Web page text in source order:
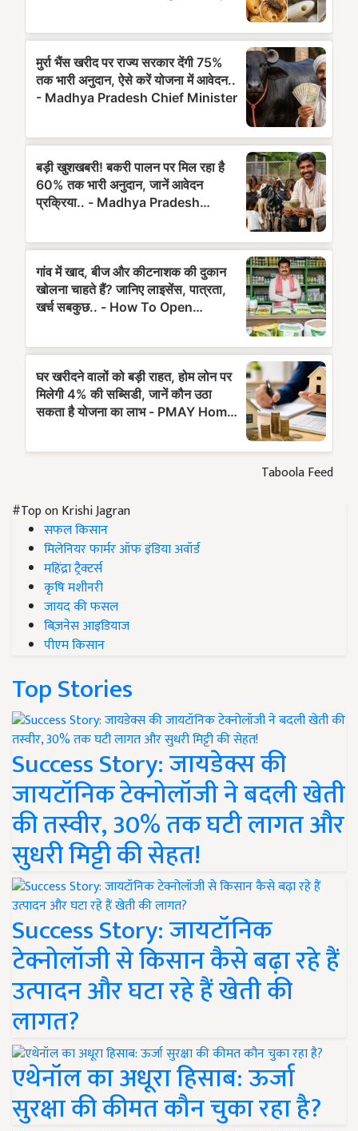
Taboola Feed
#Top on Krishi Jagran
सफल किसान
मिलेनियर फार्मर ऑफ इंडिया अवॉर्ड
महिंद्रा ट्रैक्टर्स
कृषि मशीनरी
जायद की फसल
बिज़नेस आइडियाज
पीएम किसान
Top Stories
Success Story: जायडेक्स की
जायटॉनिक टेक्नोलॉजी ने बदली खेती
की तस्वीर, 30% तक घटी लागत और
सुधरी मिट्टी की सेहत!
Success Story: जायटॉनिक
टेक्नोलॉजी से किसान कैसे बढ़ा रहे हैं
उत्पादन और घटा रहे हैं खेती की
लागत?
एथेनॉल का अधूरा हिसाब: ऊर्जा
सुरक्षा की कीमत कौन चुका रहा है?